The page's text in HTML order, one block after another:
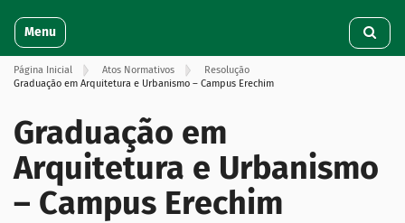
v
Toggle navigation
Página Inicial Atos Normativos
Resolução
Graduação em Arquitetura e Urbanismo – Campus Erechim
Graduação em
Arquitetura e Urbanismo
– Campus Erechim